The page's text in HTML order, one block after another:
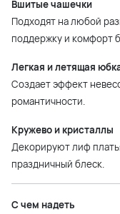
Вшитые чашечки
Подходят на любой
поддержку и комфорт
Легкая и летящая
Создает эффект
романтичности.
Кружево и кристаллы
Декорируют лиф
праздничный блеск.
С чем надеть